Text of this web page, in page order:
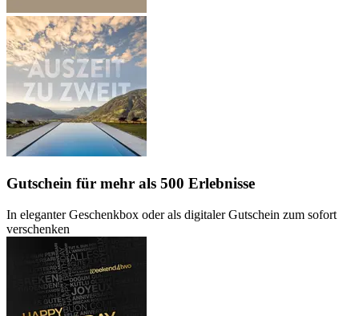
Gutschein für mehr als 500 Erlebnisse
In eleganter Geschenkbox oder als digitaler Gutschein zum sofort
verschenken